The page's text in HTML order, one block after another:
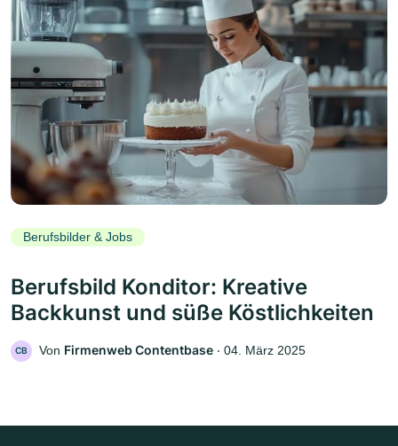
Berufsbilder & Jobs
Berufsbild Konditor: Kreative
Backkunst und süße Köstlichkeiten
CB Von Firmenweb Contentbase ‧ 04. März 2025